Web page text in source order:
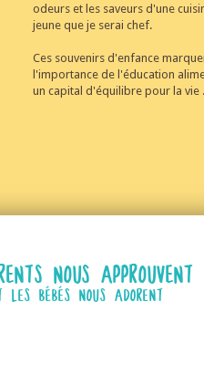
odeurs et les saveurs d'une
jeune que je serai chef.
Ces souvenirs d'enfance
l'importance de l'éducation
un capital d'équilibre pour la vie
NOUS APPROUVENT
BÉBÉS NOUS ADORENT